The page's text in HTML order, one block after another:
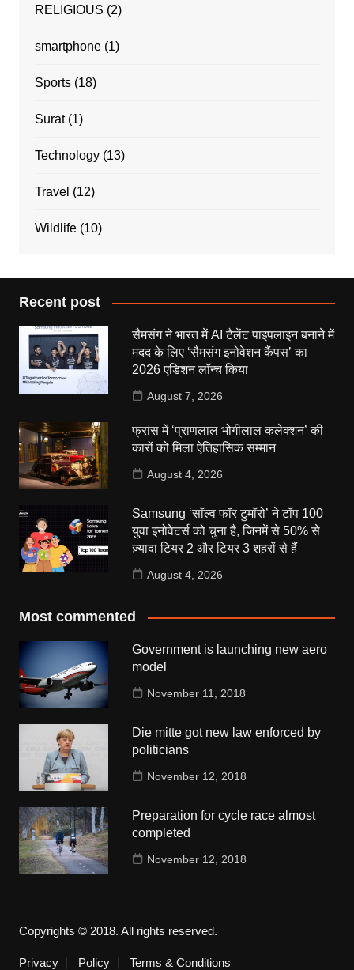
RELIGIOUS (2)
smartphone(1)
Sports(18)
Surat(1)
Technology(13)
Travel (12)
Wildlife(10)
Recent post
सैमसंग ने भारत में AI टैलेंट पाइपलाइन बनाने में
मदद के लिए ‘सैमसंग इनोवेशन कैंपस’ का
2026 एडिशन लॉन्च किया
August 7, 2026
फ्रांस में ‘प्राणलाल भोगीलाल कलेक्शन’ की
कारों को मिला ऐतिहासिक सम्मान
August 4, 2026
Samsung ‘सॉल्व फॉर टुमॉरो’ ने टॉप 100
युवा इनोवेटर्स को चुना है, जिनमें से 50% से
ज़्यादा टियर 2 और टियर 3 शहरों से हैं
August 4, 2026
Most commented
Government is launching new aero
model
November 11, 2018
Die mitte got new law enforced by
politicians
November 12, 2018
Preparation for cycle race almost
completed
November 12, 2018
Copyrights © 2018. All rights reserved.
Privacy Policy Terms & Conditions